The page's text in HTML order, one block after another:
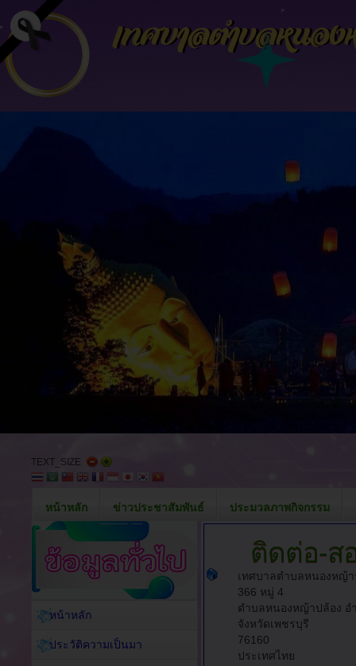
TEXT_SIZE
หน้าหลัก ข่าวประชาสัมพันธ์ ประมวลภาพกิจกรรม
ติดต่อ-ส
เทศบาลตำบลหนองหญ้า
366 หมู่ 4
ตำบลหนองหญ้าปล้อง อ
จังหวัดเพชรบุรี
76160
ประเทศไทย
หน้าหลัก
ประวัติความเป็นมา